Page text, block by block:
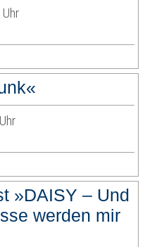
»DAISY – Und
werden mir